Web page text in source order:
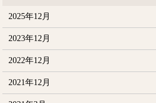
2025年12月
2023年12月
2022年12月
2021年12月